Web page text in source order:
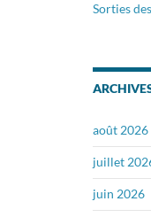
Sorties
août 2026
juillet
juin 2026